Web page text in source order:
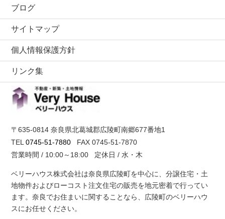
〒635-0814 奈良県北葛城郡広陵町南郷677番地1
TEL0745-51-7880 FAX 0745-51-7870
営業時間 / 10:00～18:00 定休日 / 水・木
ベリーハウス株式会社は奈良県広陵町を中心に、分譲住宅・土
地物件およびローコスト注文住宅の販売を地元密着で行ってい
ます。奈良でお住まいに関することなら、広陵町のベリーハウ
スにお任せください。
ブログ
サイトマップ
個人情報保護方針
リンク集